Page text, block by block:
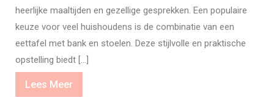
heerlijke maaltijden en gezellige gesprekken. Een populaire
keuze voor veel huishoudens is de combinatie van een
eettafel met bank en stoelen. Deze stijlvolle en praktische
opstelling biedt […]
Lees MeerLees